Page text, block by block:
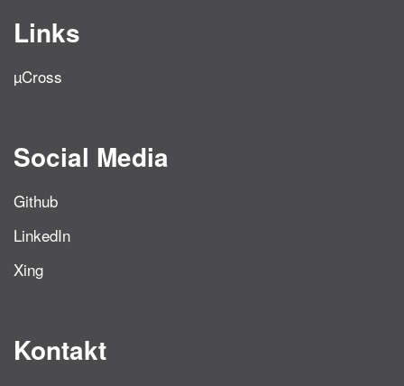
Links
µCross
Social Media
Github
LinkedIn
Xing
Kontakt